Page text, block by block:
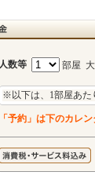
人数等 部屋 大
※以下は、1部屋あた
「予約」は下のカレ